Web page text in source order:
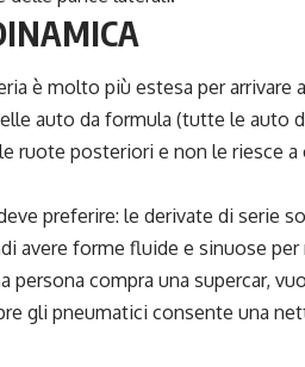
è molto più estesa per arrivare
auto da formula (tutte le auto
ruote posteriori e non le riesce a
preferire: le derivate di serie
avere forme fluide e sinuose per
compra una supercar,
gli pneumatici consente una